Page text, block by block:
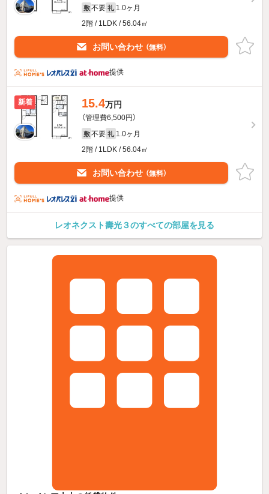
敷 不要 礼 1.0ヶ月
2階 / 1LDK / 56.04㎡
お問い合わせ （無料）
提供
新着 15.4万円
（管理費6,500円）
敷 不要 礼 1.0ヶ月
2階 / 1LDK / 56.04㎡
お問い合わせ （無料）
提供
レオネクスト壽光３のすべての部屋を見る